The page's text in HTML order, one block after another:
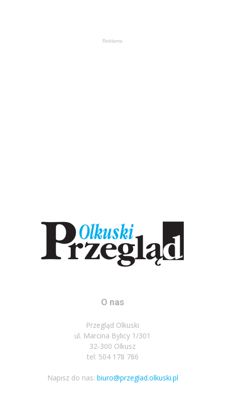
Reklama
O nas
Przegląd Olkuski
ul. Marcina Bylicy 1/301
32-300 Olkusz
tel: 504 178 786
Napisz do nas: biuro@przeglad.olkuski.pl